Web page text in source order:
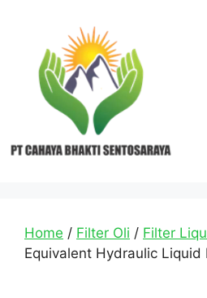
Home / Filter Oli / Filter
Equivalent Hydraulic Liquid